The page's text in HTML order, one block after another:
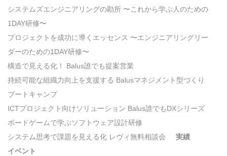
システムズエンジニアリングの勘所 〜これから学ぶ人のための
1DAY研修〜
プロジェクトを成功に導くエッセンス 〜エンジニアリングリー
ダーのための1DAY研修〜
構造で見える化！ Balus誰でも提案営業
持続可能な組織力向上を支援する Balusマネジメント型づくり
ブートキャンプ
ICTプロジェクト向けソリューション Balus誰でもDXシリーズ
ボードゲームで学ぶソフトウェア設計研修
システム思考で課題を見える化 レヴィ無料相談会
実績
イベント